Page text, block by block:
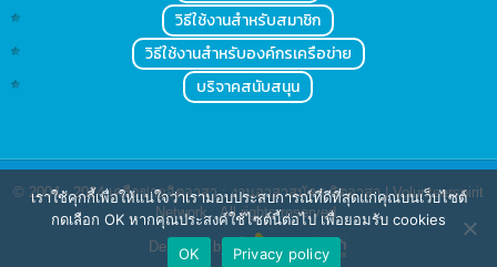
วิธีใช้งานสำหรับสมาชิก
วิธีใช้งานสำหรับองค์กรเครือข่าย
บริจาคสนับสนุน
© 2004 - 2024เครือข่ายจิตอาสา : งานอาสาสมัคร จิตอาสา | Volunteerspirit
Network . All rights reserved.
Designed by
เราใช้คุกกี้เพื่อให้แน่ใจว่าเรามอบประสบการณ์ที่ดีที่สุดแก่คุณบนเว็บไซต์
กดเลือก OK หากคุณประสงค์ใช้ไซต์นี้ต่อไป เพื่อยอมรับ cookies
OK
Privacy policy